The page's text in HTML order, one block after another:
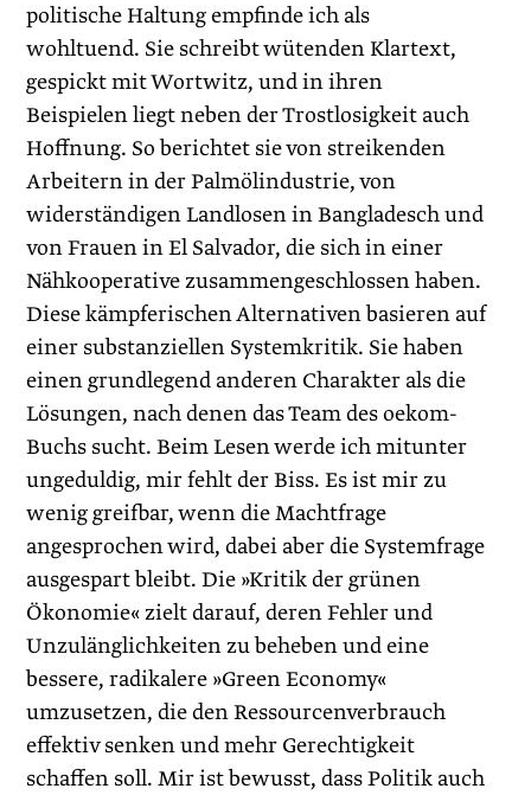
politische Haltung empfinde ich als
wohltuend. Sie schreibt wütenden Klartext,
gespickt mit Wortwitz, und in ihren
Beispielen liegt neben der Trostlosigkeit auch
Hoffnung. So berichtet sie von streikenden
Arbeitern in der Palmölindus­trie, von
widerständigen Landlosen in Bang­la­desch und
von Frauen in El Salvador, die sich in einer
Nähkooperative zusammengeschlossen haben.
Diese kämpferischen Alternativen basieren auf
einer substanziellen Systemkritik. Sie haben
einen grundlegend anderen Charakter als die
Lösungen, nach denen das Team des oekom-
Buchs sucht. Beim Lesen werde ich mitunter
ungeduldig, mir fehlt der Biss. Es ist mir zu
wenig greifbar, wenn die Machtfrage
angesprochen wird, dabei aber die Systemfrage
ausgespart bleibt. Die »Kritik der grünen
Ökonomie« zielt darauf, deren Fehler und
Unzulänglichkeiten zu beheben und eine
bessere, radikalere »Green Economy«
umzusetzen, die den Ressourcenverbrauch
effektiv senken und mehr Gerechtigkeit
schaffen soll. Mir ist bewusst, dass Politik auch